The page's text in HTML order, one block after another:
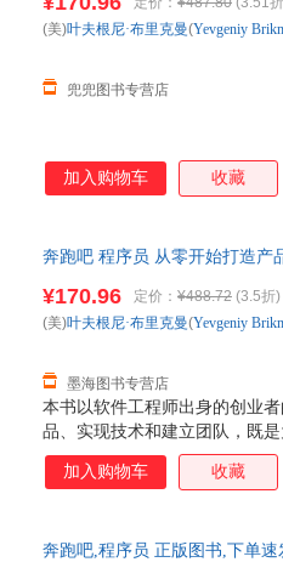
兜兜图书专营店
(美)叶夫根尼·布里克曼(Yevgeniy
加入购物车 收藏
奔跑吧 程序员 从零开始打造产
本书以软件工程师出身的创业
品、实现技术和建立团队，既
所有程序员系统认识IT行业。
详细描绘创业的原始景象，具
¥170.96 定价： ¥488.72 (3.5折)
墨海图书专营店
(美)叶夫根尼·布里克曼(Yevgeniy
加入购物车 收藏
奔跑吧,程序员 正版图书,下单速